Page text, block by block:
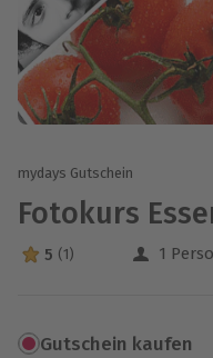
mydays Gutschein
Fotokurs
5 Sterne von 5 aus 1
5 (1) 1
Gutschein kaufen